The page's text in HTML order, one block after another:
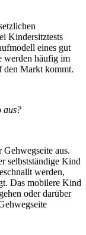
Kindersitztests
eines gut
werden häufig im
den Markt kommt.
aus?
aus.
selbstständige Kind
werden,
Das mobilere Kind
oder darüber